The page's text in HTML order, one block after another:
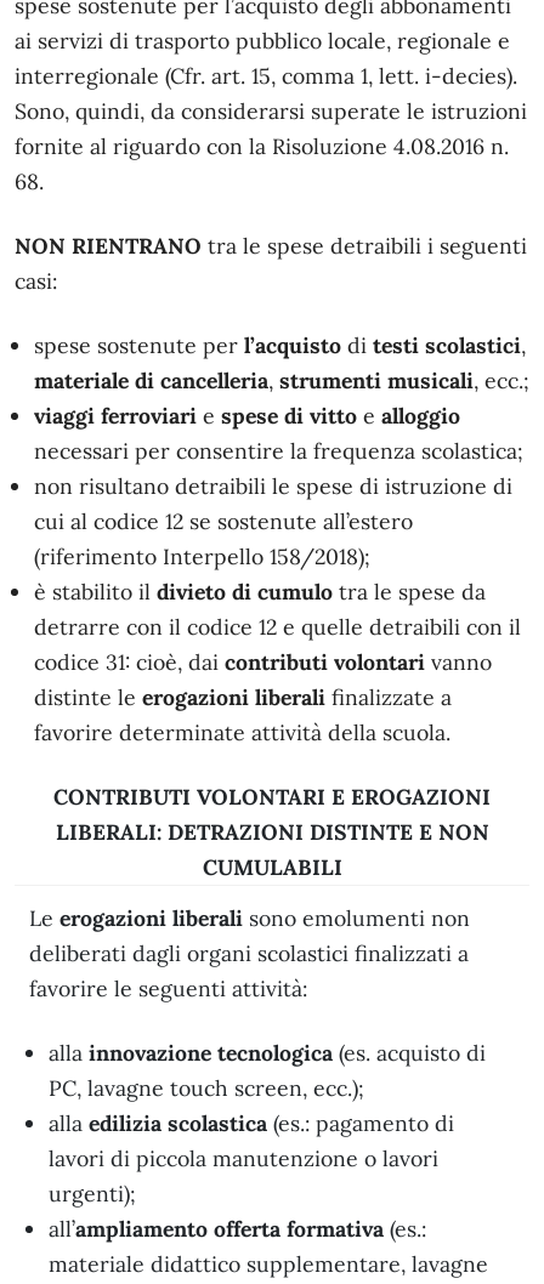
ai servizi di trasporto pubblico locale, regionale e
interregionale (Cfr. art. 15, comma 1, lett. i-decies).
Sono, quindi, da considerarsi superate le istruzioni
fornite al riguardo con la Risoluzione 4.08.2016 n.
68.
NON RIENTRANO tra le spese detraibili i seguenti
casi:
spese sostenute per l’acquisto di testi scolastici,
materiale di cancelleria, strumenti musicali, ecc.;
viaggi ferroviari e spese di vitto e alloggio
necessari per consentire la frequenza scolastica;
non risultano detraibili le spese di istruzione di
cui al codice 12 se sostenute all’estero
(riferimento Interpello 158/2018);
è stabilito il divieto di cumulo tra le spese da
detrarre con il codice 12 e quelle detraibili con il
codice 31: cioè, dai contributi volontari vanno
distinte le erogazioni liberali finalizzate a
favorire determinate attività della scuola.
CONTRIBUTI VOLONTARI E EROGAZIONI
LIBERALI: DETRAZIONI DISTINTE E NON
CUMULABILI
Le erogazioni liberali sono emolumenti non
deliberati dagli organi scolastici finalizzati a
favorire le seguenti attività:
alla innovazione tecnologica (es. acquisto di
PC, lavagne touch screen, ecc.);
alla edilizia scolastica (es.: pagamento di
lavori di piccola manutenzione o lavori
urgenti);
all’ampliamento offerta formativa (es.:
materiale didattico supplementare, lavagne